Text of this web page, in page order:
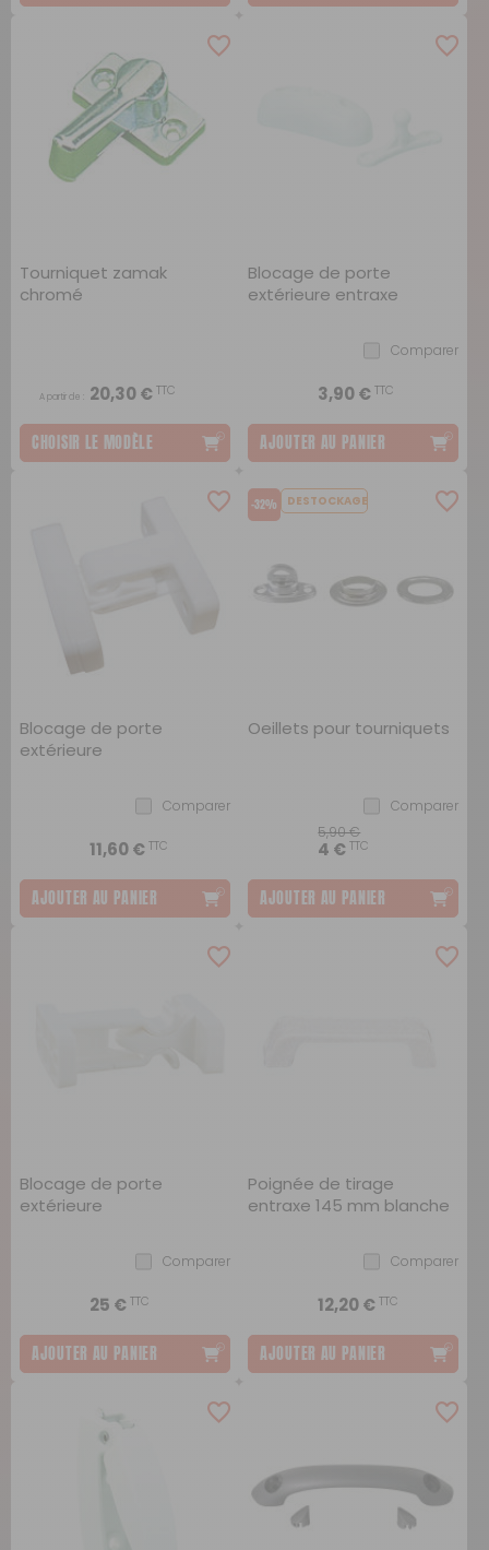
Tourniquet zamak
chromé
A partir de : 20,30 €TTC
CHOISIR LE MODÈLE
Blocage de porte
extérieure entraxe
Comparer
3,90 €TTC
AJOUTER AU PANIER
Blocage de porte
extérieure
Comparer
11,60 €TTC
AJOUTER AU PANIER
-32% DESTOCKAGE
Oeillets pour tourniquets
Comparer
5,90 €
4 €TTC
AJOUTER AU PANIER
Blocage de porte
extérieure
Comparer
25 €TTC
AJOUTER AU PANIER
Poignée de tirage
entraxe 145 mm blanche
Comparer
12,20 €TTC
AJOUTER AU PANIER